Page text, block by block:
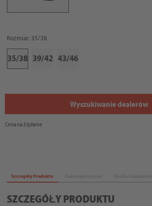
Rozmiar: 35/38
35/38 39/42 43/46
Wyszukiwanie dealerów
Cena na żądanie
Szczegóły Produktu
SZCZEGÓŁY PRODUKTU